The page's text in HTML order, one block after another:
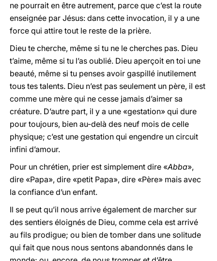
ne pourrait en être autrement, parce que c’est la route
enseignée par Jésus: dans cette invocation, il y a une
force qui attire tout le reste de la prière.
Dieu te cherche, même si tu ne le cherches pas. Dieu
t’aime, même si tu l’as oublié. Dieu aperçoit en toi une
beauté, même si tu penses avoir gaspillé inutilement
tous tes talents. Dieu n’est pas seulement un père, il est
comme une mère qui ne cesse jamais d’aimer sa
créature. D’autre part, il y a une «gestation» qui dure
pour toujours, bien au-delà des neuf mois de celle
physique; c’est une gestation qui engendre un circuit
infini d’amour.
Pour un chrétien, prier est simplement dire «Abba»,
dire «Papa», dire «petit Papa», dire «Père» mais avec
la confiance d’un enfant.
Il se peut qu’il nous arrive également de marcher sur
des sentiers éloignés de Dieu, comme cela est arrivé
au fils prodigue; ou bien de tomber dans une solitude
qui fait que nous nous sentons abandonnés dans le